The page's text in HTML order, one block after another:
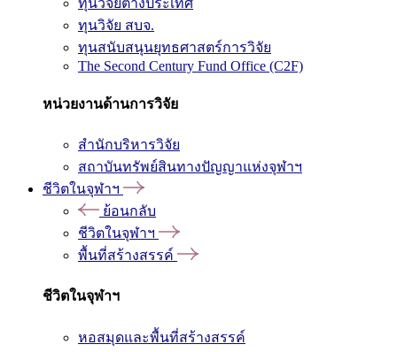
ทุนวิจัย สบจ.
ทุนสนับสนุนยุทธศาสตร์การวิจัย
The Second Century Fund Office (C2F)
หน่วยงานด้านการวิจัย
สำนักบริหารวิจัย
สถาบันทรัพย์สินทางปัญญาแห่งจุฬาฯ
ชีวิตในจุฬาฯ
ย้อนกลับ
ชีวิตในจุฬาฯ
พื้นที่สร้างสรรค์
ชีวิตในจุฬาฯ
หอสมุดและพื้นที่สร้างสรรค์